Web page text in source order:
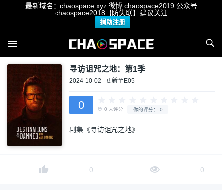
最新域名：chaospace.xyz 微博 chaospace2019 公众号
chaospace2018【防失联】建议关注
捐助注册
寻访诅咒之地：第1季
2024-10-02 更新至E05
0
剧集《寻访诅咒之地》
0 0